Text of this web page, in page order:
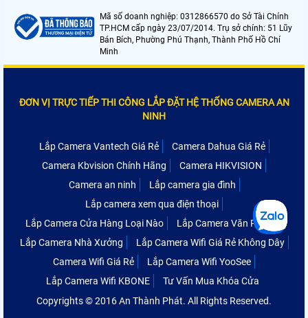
Mã số doanh nghiệp: 0312866570 do Sở Tài Chính
TP.HCM cấp ngày 23/07/2014. Trụ sở chính: 51 Lũy
Bán Bích, Phường Phú Thạnh, Thành Phố Hồ Chí
Minh
ĐƠN VỊ TRỰC TIẾP THI CÔNG LẮP ĐẶT HỆ THỐNG CAMERA AN
NINH
Lắp Camera Vantech Giá Rẻ
Camera Dahua Giá Rẻ
Camera Kbvision Chính Hãng
Camera HIKVISION
Camera an ninh
Lắp camera gia đình
Lắp camera xem qua điện thoại
Lắp Camera Cửa Hàng Loại Nào
Lắp Camera Văn Phòng
Lắp Camera Nhà Xưởng
Lắp Camera Wifi Giá Rẻ Không Dây
Camera Wifi Giá Rẻ
Lắp Camera Wifi YooSee
Lắp Camera Wifi KBONE
Tư Vấn Mua Khóa Cửa
Copyrights © 2016 An Thành Phát. All Rights Reserved.